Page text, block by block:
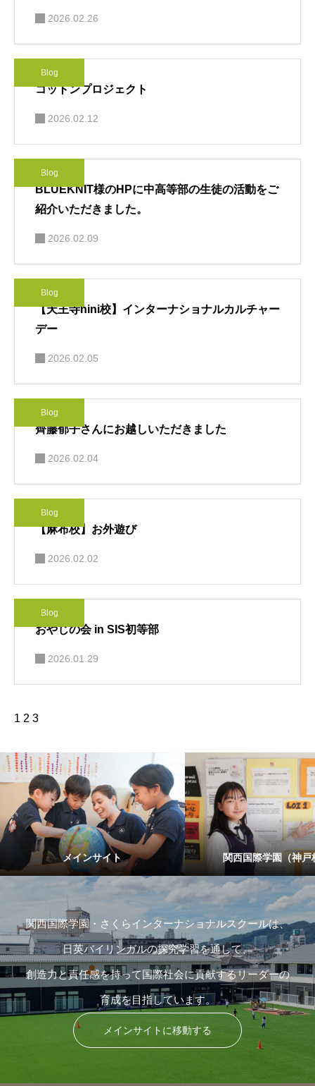
2026.02.26
Blog
コットンプロジェクト
2026.02.12
Blog
BLUEKNIT様のHPに中高等部の生徒の活動をご
紹介いただきました。
2026.02.09
Blog
【天王寺nini校】インターナショナルカルチャー
デー
2026.02.05
Blog
齊藤郁子さんにお越しいただきました
2026.02.04
Blog
【麻布校】お外遊び
2026.02.02
Blog
おやじの会 in SIS初等部
2026.01.29
1 2 3
メインサイト 関西国際学園（神戸
関西国際学園・さくらインターナショナルスクールは、
日英バイリンガルの探究学習を通して、
創造力と責任感を持って国際社会に貢献するリーダーの
育成を目指しています。
メインサイトに移動する